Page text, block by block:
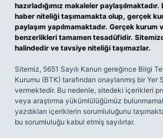
hazırladığımız makaleler
haber niteliği taşımamakta olup, gerçek
paylaşım yapılmamaktadır. Gerçek kurum
benzerlikleri tamamen tesadüfidir.
halindedir ve tavsiye niteliği taşımazlar.
Sitemiz, 5651 Sayılı Kanun gereğince Bilgi
Kurumu (BTK) tarafından onaylanmış bir Yer
vermektedir. Bu nedenle, sitedeki içerikleri
veya araştırma yükümlülüğümüz
yazdıkları içeriklerin sorumluluğunu
bu sorumluluğu kabul etmiş sayılırlar.